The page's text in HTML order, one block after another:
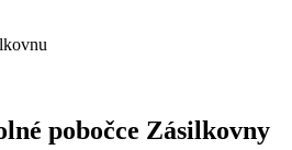
pobočce Zásilkovny